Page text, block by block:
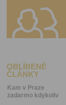
OBLÍBENÉ
ČLÁNKY
Kam v Praze
zadarmo kdykoliv